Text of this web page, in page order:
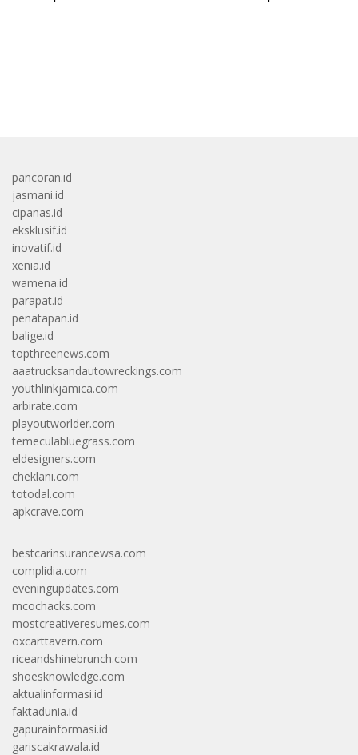
pancoran.id
jasmani.id
cipanas.id
eksklusif.id
inovatif.id
xenia.id
wamena.id
parapat.id
penatapan.id
balige.id
topthreenews.com
aaatrucksandautowreckings.com
youthlinkjamica.com
arbirate.com
playoutworlder.com
temeculabluegrass.com
eldesigners.com
cheklani.com
totodal.com
apkcrave.com
bestcarinsurancewsa.com
complidia.com
eveningupdates.com
mcochacks.com
mostcreativeresumes.com
oxcarttavern.com
riceandshinebrunch.com
shoesknowledge.com
aktualinformasi.id
faktadunia.id
gapurainformasi.id
gariscakrawala.id